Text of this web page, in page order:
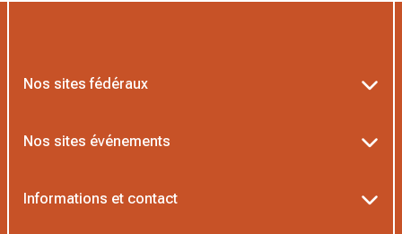
Nos sites fédéraux
Nos sites événements
Informations et contact